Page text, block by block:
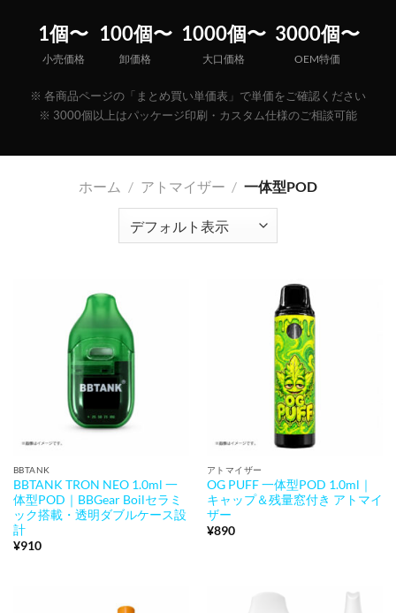
1個〜
小売価格
100個〜
卸価格
1000個〜
大口価格
3000個〜
OEM特価
※ 各商品ページの「まとめ買い単価表」で単価をご確認ください
※ 3000個以上はパッケージ印刷・カスタム仕様のご相談可能
ホーム / アトマイザー / 一体型POD
BBTANK
BBTANK TRON NEO 1.0ml 一
体型POD｜BBGear Boilセラミ
ック搭載・透明ダブルケース設
計
¥910
アトマイザー
OG PUFF 一体型POD 1.0ml｜
キャップ＆残量窓付き アトマイ
ザー
¥890